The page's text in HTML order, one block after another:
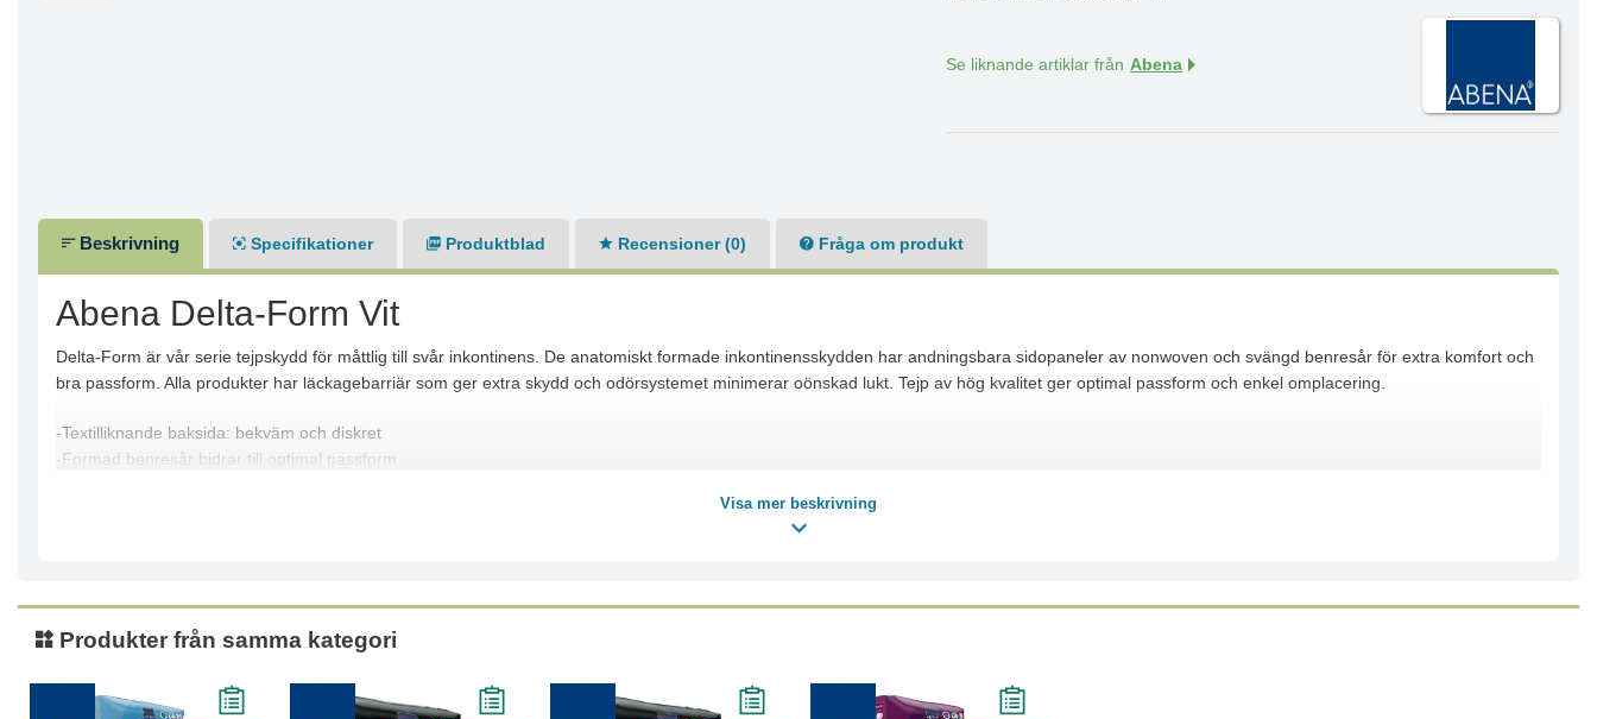
Se liknande artiklar från Abena
Beskrivning Specifikationer Produktblad Recensioner (0) Fråga om produkt
Abena Delta-Form Vit
Delta-Form är vår serie tejpskydd för måttlig till svår inkontinens. De anatomiskt formade inkontinensskydden har andningsbara sidopaneler av nonwoven och svängd benresår för extra komfort och
bra passform. Alla produkter har läckagebarriär som ger extra skydd och odörsystemet minimerar oönskad lukt. Tejp av hög kvalitet ger optimal passform och enkel omplacering.
-Textilliknande baksida: bekväm och diskret
-Formad benresår bidrar till optimal passform
Visa mer beskrivning
Produkter från samma kategori